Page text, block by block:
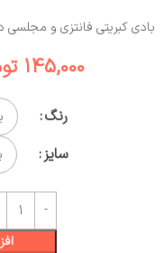
بادی کبریتی فانتزی و مجلسی
145,000
رنگ
سایز